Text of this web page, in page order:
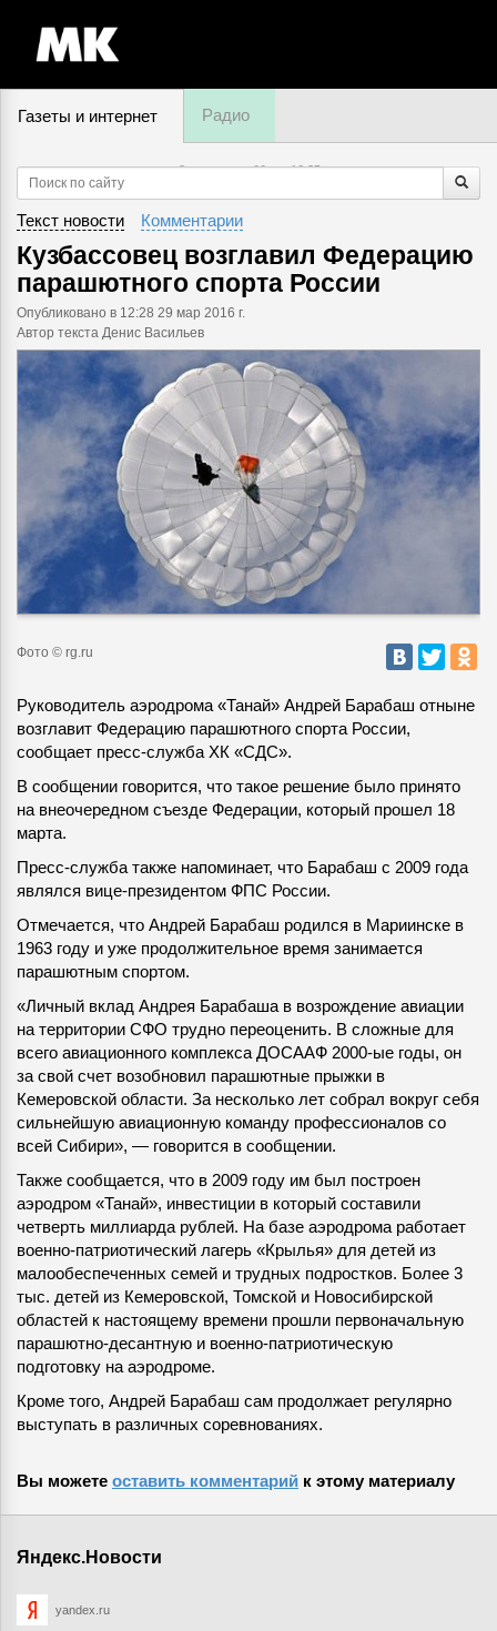
Газеты и интернет Радио
8 августа, суббота,16:35
Текст новости Комментарии
Кузбассовец возглавил Федерацию
парашютного спорта России
Опубликовано в 12:28 29 мар 2016 г.
Автор текста Денис Васильев
Фото © rg.ru
Руководитель аэродрома «Танай» Андрей Барабаш отныне
возглавит Федерацию парашютного спорта России,
сообщает пресс-служба ХК «СДС».
В сообщении говорится, что такое решение было принято
на внеочередном съезде Федерации, который прошел 18
марта.
Пресс-служба также напоминает, что Барабаш с 2009 года
являлся вице-президентом ФПС России.
Отмечается, что Андрей Барабаш родился в Мариинске в
1963 году и уже продолжительное время занимается
парашютным спортом.
«Личный вклад Андрея Барабаша в возрождение авиации
на территории СФО трудно переоценить. В сложные для
всего авиационного комплекса ДОСААФ 2000-ые годы, он
за свой счет возобновил парашютные прыжки в
Кемеровской области. За несколько лет собрал вокруг себя
сильнейшую авиационную команду профессионалов со
всей Сибири», — говорится в сообщении.
Также сообщается, что в 2009 году им был построен
аэродром «Танай», инвестиции в который составили
четверть миллиарда рублей. На базе аэродрома работает
военно-патриотический лагерь «Крылья» для детей из
малообеспеченных семей и трудных подростков. Более 3
тыс. детей из Кемеровской, Томской и Новосибирской
областей к настоящему времени прошли первоначальную
парашютно-десантную и военно-патриотическую
подготовку на аэродроме.
Кроме того, Андрей Барабаш сам продолжает регулярно
выступать в различных соревнованиях.
Вы можете оставить комментарий к этому материалу
Яндекс.Новости
yandex.ru